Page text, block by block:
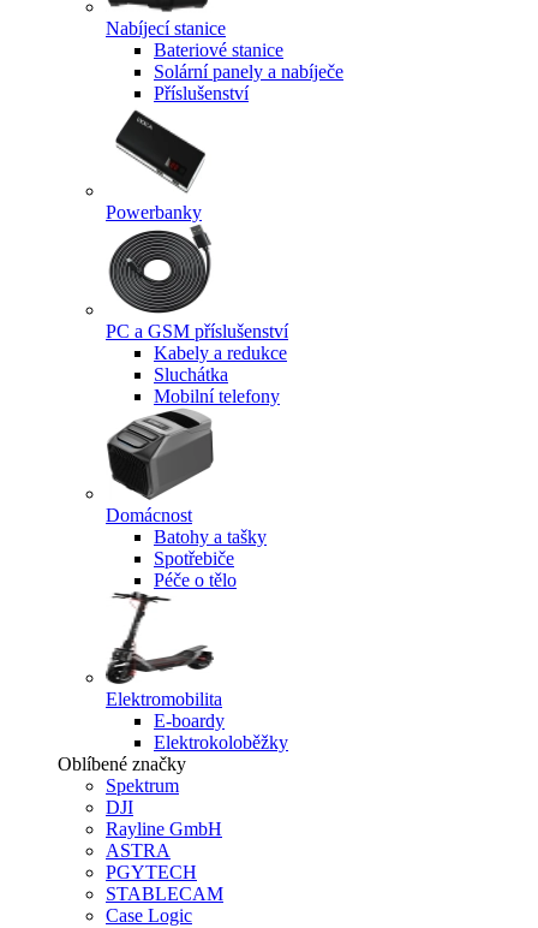
Nabíjecí stanice
Bateriové stanice
Solární panely a nabíječe
Příslušenství
Powerbanky
PC a GSM příslušenství
Kabely a redukce
Sluchátka
Mobilní telefony
Domácnost
Batohy a tašky
Spotřebiče
Péče o tělo
Elektromobilita
E-boardy
Elektrokoloběžky
Oblíbené značky
Spektrum
DJI
Rayline GmbH
ASTRA
PGYTECH
STABLECAM
Case Logic